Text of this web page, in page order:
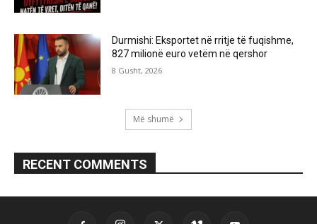
Durmishi: Eksportet në rritje të fuqishme,
827 milionë euro vetëm në qershor
8 Gusht, 2026
Më shumë
RECENT COMMENTS